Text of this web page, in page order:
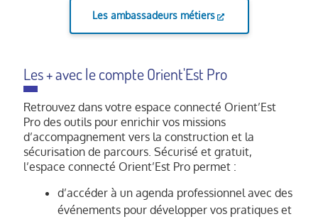
Les ambassadeurs métiers
Les + avec le compte Orient'Est Pro
Retrouvez dans votre espace connecté Orient’Est
Pro des outils pour enrichir vos missions
d’accompagnement vers la construction et la
sécurisation de parcours. Sécurisé et gratuit,
l’espace connecté Orient’Est Pro permet :
d’accéder à un agenda professionnel avec des
événements pour développer vos pratiques et